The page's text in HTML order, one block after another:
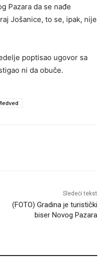
Pazara da se nađe
Jošanice, to se, ipak, nije
poptisao ugovor sa
ni da obuče.
Sledeći tekst
(FOTO) Gradina je turistički
biser Novog Pazara